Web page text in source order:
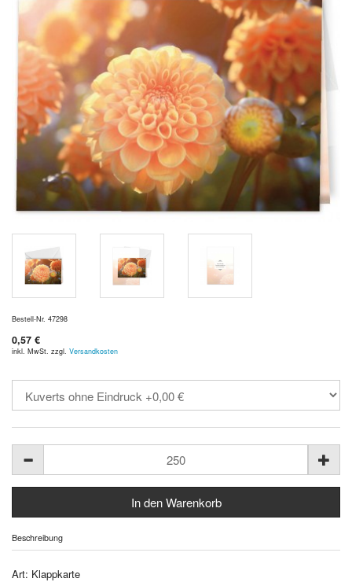
Bestell-Nr. 47298
0,57 €
inkl. MwSt. zzgl. Versandkosten
Beschreibung
Art: Klappkarte